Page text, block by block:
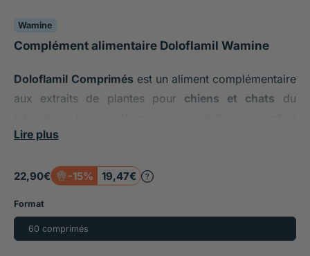
Wamine
Complément alimentaire Doloflamil Wamine
Doloflamil Comprimés est un aliment complémentaire
aux extraits de plantes pour chiens et chats du
locomoteur et à la souplesse des articulations.
Lire plus
22,90€ -15% 19,47€
Format
60 comprimés